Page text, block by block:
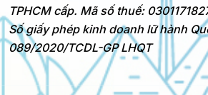
TPHCM cấp. Mã số thuế:
Số giấy phép kinh doanh lữ hành
089/2020/TCDL-GP LHQT